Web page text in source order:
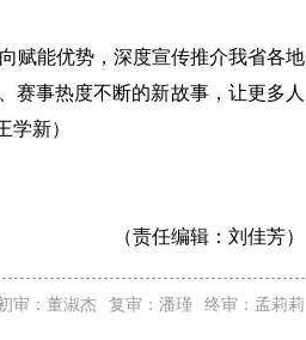
赋能优势，深度宣传推介我省各地
赛事热度不断的新故事，让更多人
新）
（责任编辑： 刘佳芳）
审：董淑杰 复审：潘瑾 终审：孟莉莉